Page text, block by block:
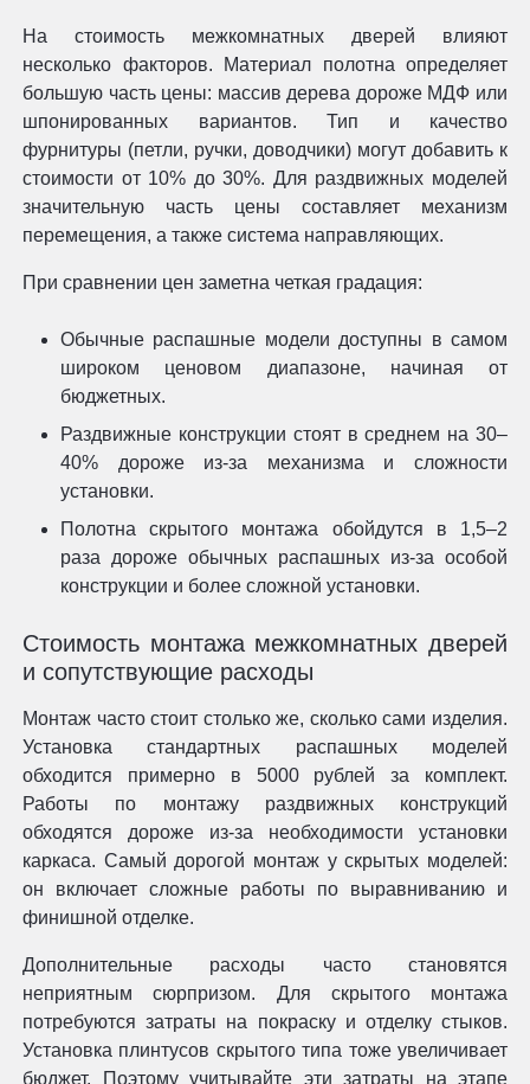
На стоимость межкомнатных дверей влияют
несколько факторов. Материал полотна определяет
большую часть цены: массив дерева дороже МДФ или
шпонированных вариантов. Тип и качество
фурнитуры (петли, ручки, доводчики) могут добавить к
стоимости от 10% до 30%. Для раздвижных моделей
значительную часть цены составляет механизм
перемещения, а также система направляющих.
При сравнении цен заметна четкая градация:
Обычные распашные модели доступны в самом
широком ценовом диапазоне, начиная от
бюджетных.
Раздвижные конструкции стоят в среднем на 30–
40% дороже из-за механизма и сложности
установки.
Полотна скрытого монтажа обойдутся в 1,5–2
раза дороже обычных распашных из-за особой
конструкции и более сложной установки.
Стоимость монтажа межкомнатных дверей
и сопутствующие расходы
Монтаж часто стоит столько же, сколько сами изделия.
Установка стандартных распашных моделей
обходится примерно в 5000 рублей за комплект.
Работы по монтажу раздвижных конструкций
обходятся дороже из-за необходимости установки
каркаса. Самый дорогой монтаж у скрытых моделей:
он включает сложные работы по выравниванию и
финишной отделке.
Дополнительные расходы часто становятся
неприятным сюрпризом. Для скрытого монтажа
потребуются затраты на покраску и отделку стыков.
Установка плинтусов скрытого типа тоже увеличивает
бюджет. Поэтому учитывайте эти затраты на этапе